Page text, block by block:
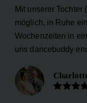
Mit unserer Tochter
möglich, in Ruhe
Wochenzeiten in
uns dancebuddy